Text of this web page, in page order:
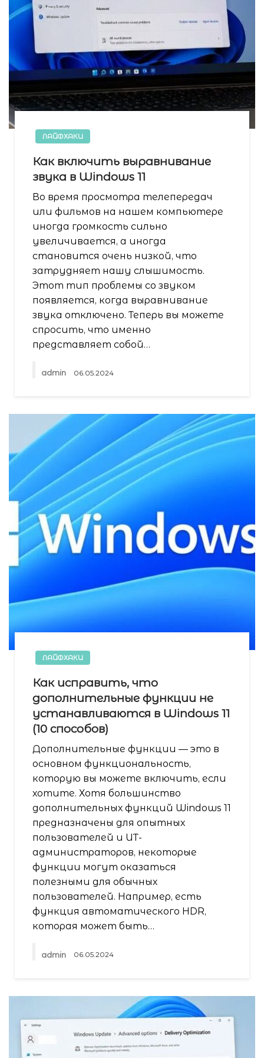
ЛАЙФХАКИ
Как включить выравнивание
звука в Windows 11
Во время просмотра телепередач
или фильмов на нашем компьютере
иногда громкость сильно
увеличивается, а иногда
становится очень низкой, что
затрудняет нашу слышимость.
Этот тип проблемы со звуком
появляется, когда выравнивание
звука отключено. Теперь вы можете
спросить, что именно
представляет собой…
admin 06.05.2024
ЛАЙФХАКИ
Как исправить, что
дополнительные функции не
устанавливаются в Windows 11
(10 способов)
Дополнительные функции — это в
основном функциональность,
которую вы можете включить, если
хотите. Хотя большинство
дополнительных функций Windows 11
предназначены для опытных
пользователей и ИТ-
администраторов, некоторые
функции могут оказаться
полезными для обычных
пользователей. Например, есть
функция автоматического HDR,
которая может быть…
admin 06.05.2024